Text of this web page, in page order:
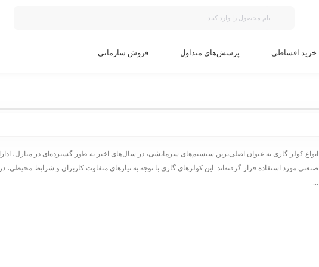
خرید اقساطی پرسش‌های متداول فروش سازمانی
انواع کولر گازی به عنوان اصلی‌ترین سیستم‌های سرمایشی، در سال‌های اخیر به طور گسترده‌ای در منازل،
صنعتی مورد استفاده قرار گرفته‌اند. این کولرهای گازی با توجه به نیازهای متفاوت کاربران و شرایط محیطی،
...